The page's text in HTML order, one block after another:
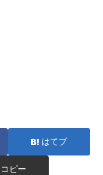
はてブ
コピー